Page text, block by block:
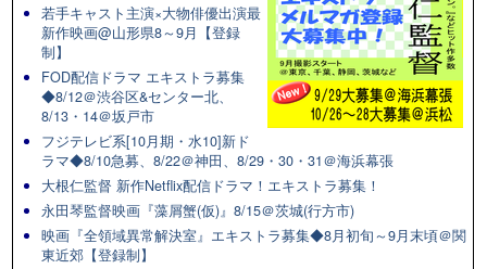
若手キャスト主演×大物俳優出演最
新作映画@山形県8～9月【登録
制】
FOD配信ドラマ エキストラ募集
◆8/12＠渋谷区&センター北、
8/13・14＠坂戸市
フジテレビ系[10月期・水10]新ド
ラマ◆8/10急募、8/22＠神田、8/29・30・31＠海浜幕張
大根仁監督 新作Netflix配信ドラマ！エキストラ募集！
永田琴監督映画『藻屑蟹(仮)』8/15＠茨城(行方市)
映画『全領域異常解決室』エキストラ募集◆8月初旬～9月末頃＠関
東近郊【登録制】